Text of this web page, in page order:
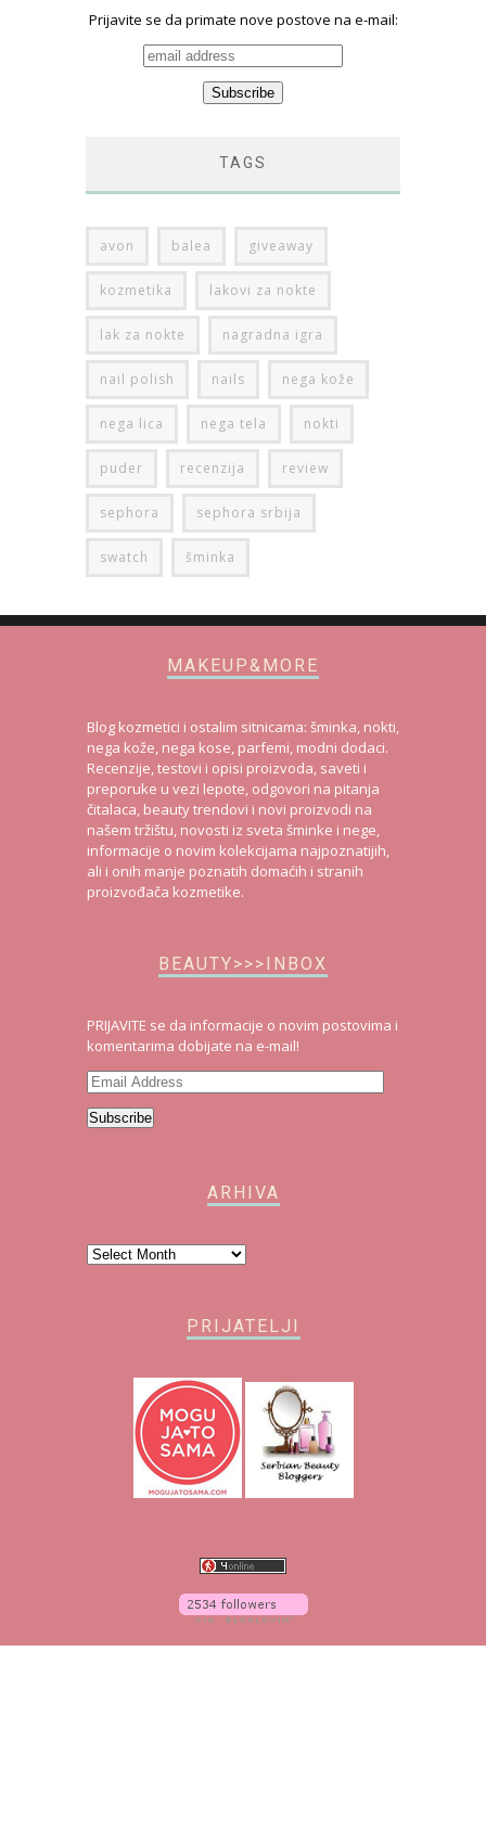
Prijavite se da primate nove postove na e-mail:
TAGS
avon balea giveaway
kozmetika lakovi za nokte
lak za nokte nagradna igra
nail polish nails nega kože
nega lica nega tela nokti
puder recenzija review
sephora sephora srbija
swatch šminka
MAKEUP&MORE
Blog kozmetici i ostalim sitnicama: šminka, nokti,
nega kože, nega kose, parfemi, modni dodaci.
Recenzije, testovi i opisi proizvoda, saveti i
preporuke u vezi lepote, odgovori na pitanja
čitalaca, beauty trendovi i novi proizvodi na
našem tržištu, novosti iz sveta šminke i nege,
informacije o novim kolekcijama najpoznatijih,
ali i onih manje poznatih domaćih i stranih
proizvođača kozmetike.
BEAUTY>>>INBOX
PRIJAVITE se da informacije o novim postovima i
komentarima dobijate na e-mail!
Email
Address
Subscribe
ARHIVA
Arhiva
PRIJATELJI